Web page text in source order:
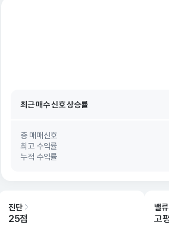
최근 매수 신호 상승률
최근 매수 신호
총 매매신호
최고 수익률
누적 수익률
진단
25점
밸류
고